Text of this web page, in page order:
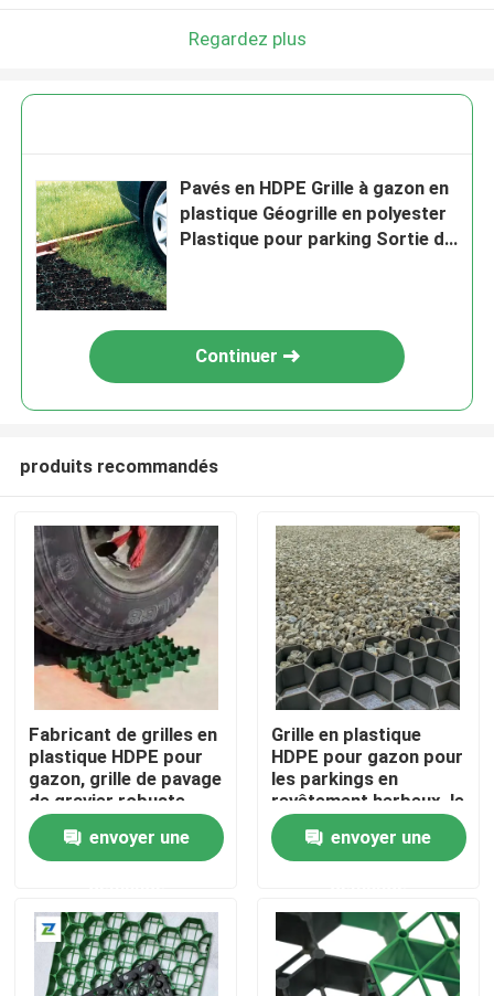
Aperçu
Vidéos
Regardez plus
Pavés en HDPE Grille à gazon en
plastique Géogrille en polyester
Plastique pour parking Sortie de
Continuer
produits recommandés
Fabricant de grilles en
plastique HDPE pour
gazon, grille de pavage
de gravier robuste
pour allées, aires de
stationnement et
renforcement du sol
envoyer une
Grille en plastique
HDPE pour gazon pour
les parkings en
revêtement herbeux, le
contrôle de l'érosion
des pentes, la
stabilisation des sols,
l'aménagement
paysager Grille en
plastique pour gazon
envoyer une